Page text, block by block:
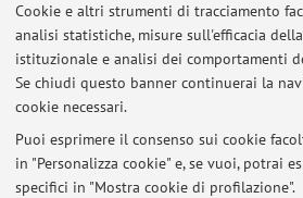
Cookie e altri strumenti di tracciamento
analisi statistiche, misure sull'efficacia
istituzionale e analisi dei comportamenti
Se chiudi questo banner continuerai la
cookie necessari.
Puoi esprimere il consenso sui cookie
in "Personalizza cookie" e, se vuoi, potrai
specifici in "Mostra cookie di profilazione".
Ultimi avvisi
Avviso per gli studenti che devono
Pubblicato il: 01 giugno 2016
Tutti gli avvisi